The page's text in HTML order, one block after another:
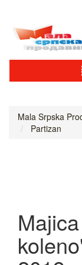
Mala Srpska
Partizan